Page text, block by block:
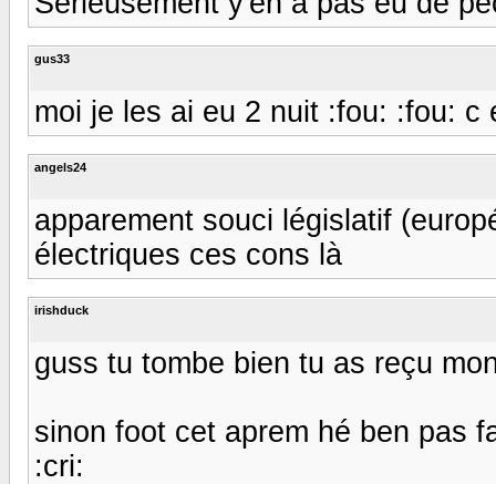
gus33
moi je les ai eu 2 nuit :fou: :fou: c
angels24
apparement souci législatif
électriques ces cons là
irishduck
guss tu tombe bien tu as reçu
sinon foot cet aprem hé ben pas
:cri: